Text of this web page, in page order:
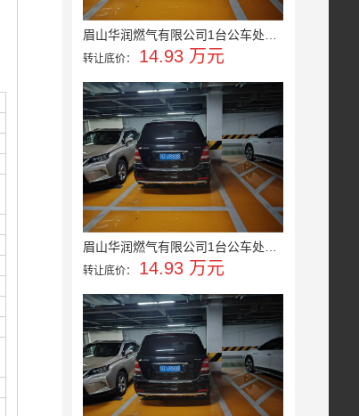
转让底价： 14.93 万元
转让底价： 14.93 万元